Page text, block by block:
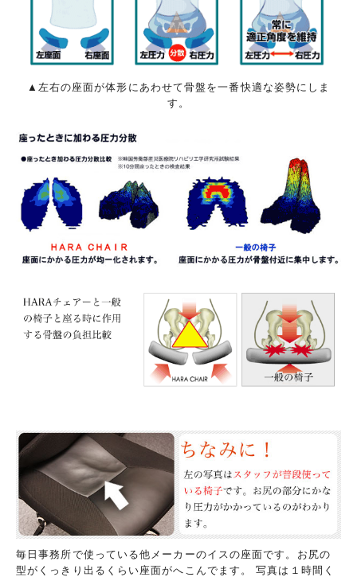
▲左右の座面が体形にあわせて骨盤を一番快適な姿勢にしま
す。
毎日事務所で使っている他メーカーのイスの座面です。お尻の
型がくっきり出るくらい座面がへこんでます。 写真は１時間く